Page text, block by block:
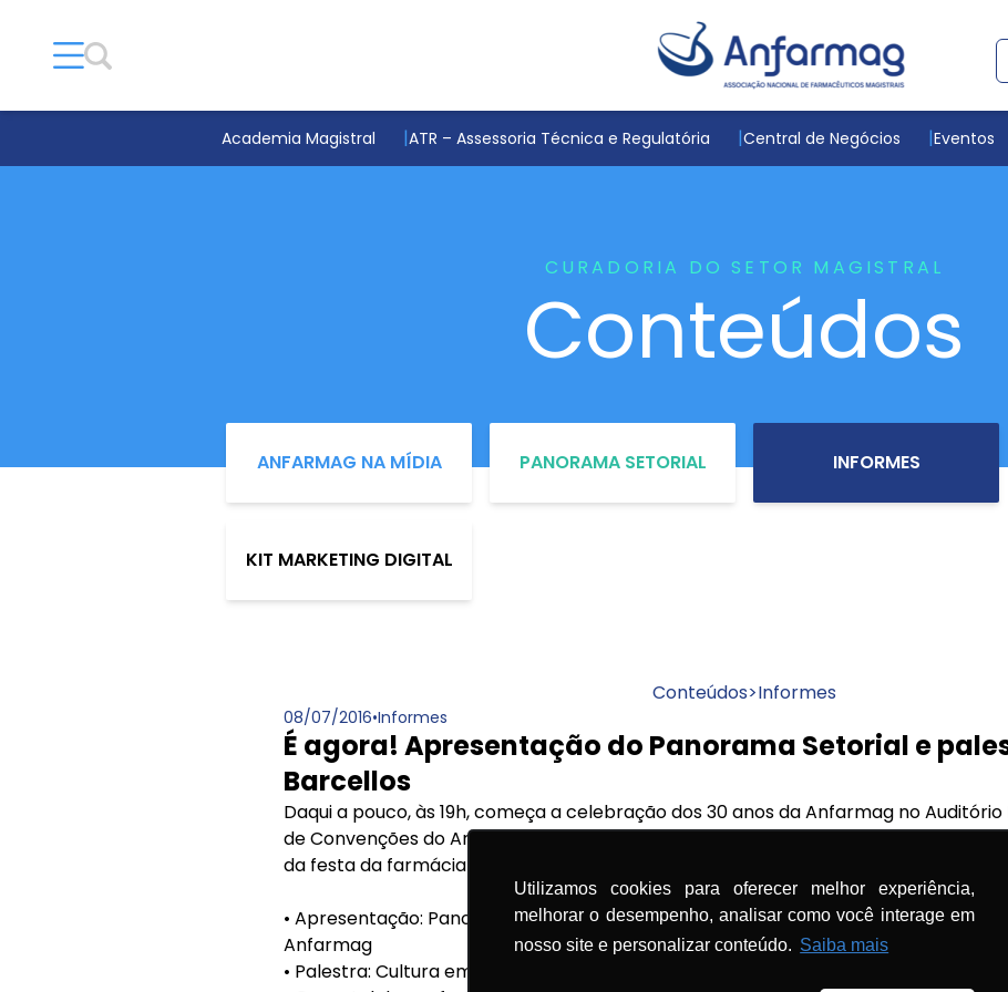
Utilizamos cookies para oferecer melhor experiência,
melhorar o desempenho, analisar como você interage em
nosso site e personalizar conteúdo. Saiba mais
Academia Magistral ATR – Assessoria Técnica e Regulatória Central de Negócios Eventos
CURADORIA DO SETOR MAGISTRAL
Conteúdos
ANFARMAG NA MÍDIA PANORAMA SETORIAL INFORMES
KIT MARKETING DIGITAL
Conteúdos>Informes
08/07/2016•Informes
É agora! Apresentação do Panorama Setorial e
Barcellos
Daqui a pouco, às 19h, começa a celebração dos 30 anos da Anfarmag no Auditório
de Convenções do Anhembi, integrando a programação do Congresso
da festa da farmácia magistral brasileira!
• Apresentação: Panorama Setorial Anfarmag: Farmácias de Manipulação
Anfarmag
• Palestra: Cultura empreendedora, inovação e negócios – Caco Barcellos – Rede